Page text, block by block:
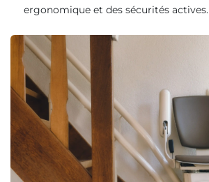
ergonomique et des sécurités actives.